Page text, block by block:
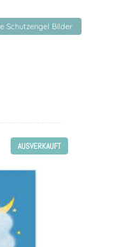
Schutzengel Bilder
AUSVERKAUFT